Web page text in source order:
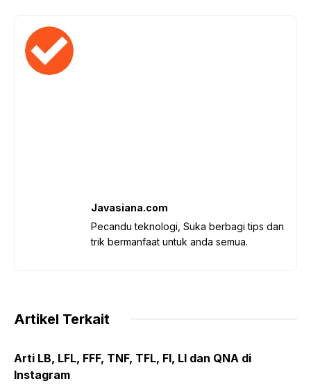
Javasiana.com
Pecandu teknologi, Suka berbagi tips dan
trik bermanfaat untuk anda semua.
Artikel Terkait
Arti LB, LFL, FFF, TNF, TFL, FI, LI dan QNA di
Instagram